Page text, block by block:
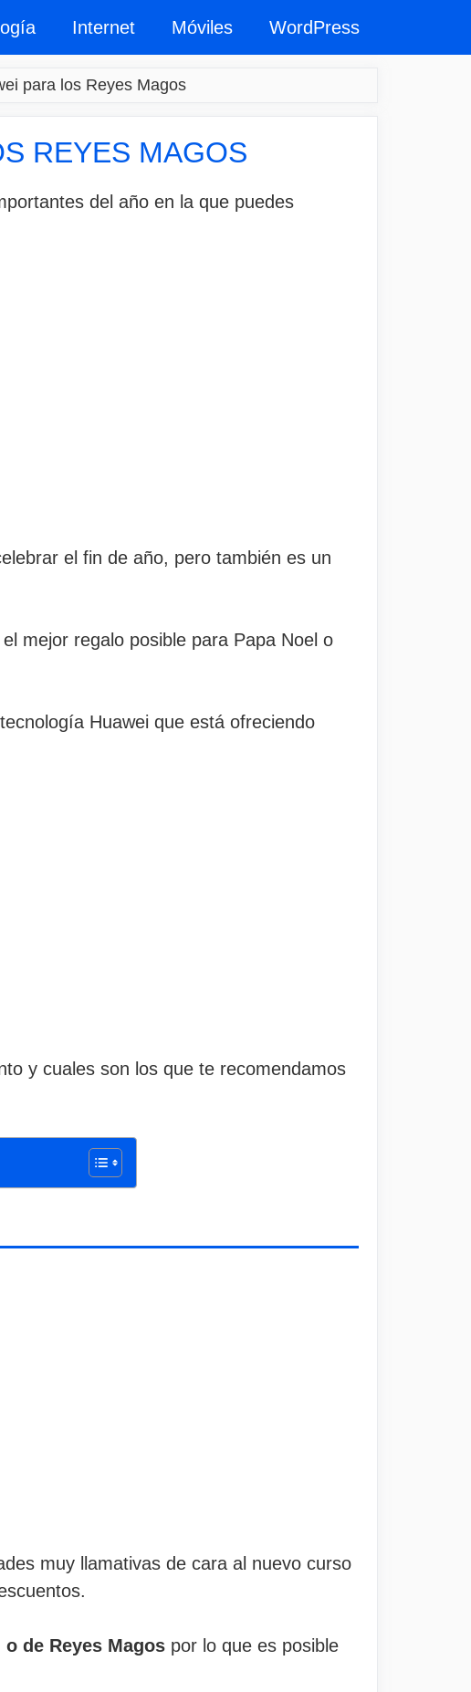
Internet Móviles WordPress
para los Reyes Magos
REYES MAGOS
del año en la que puedes
el fin de año, pero también es un
mejor regalo posible para Papa Noel o
Huawei que está ofreciendo
y cuales son los que te recomendamos
muy llamativas de cara al nuevo curso
de Reyes Magos por lo que es posible